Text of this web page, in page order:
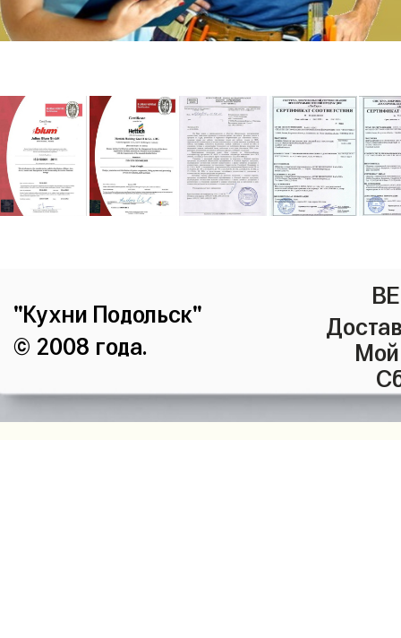
"Кухни Подольск"
© 2008 года.